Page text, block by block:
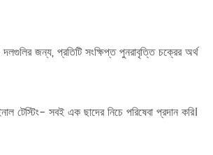
জন্য, প্রতিটি সংক্ষিপ্ত পুনরাবৃত্তি চক্রের অর্থ
টেস্টিং- সবই এক ছাদের নিচে পরিষেবা প্রদান করি।